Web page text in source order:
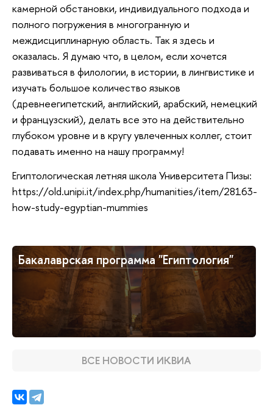
камерной обстановки, индивидуального подхода и
полного погружения в многогранную и
междисциплинарную область. Так я здесь и
оказалась. Я думаю что, в целом, если хочется
развиваться в филологии, в истории, в лингвистике и
изучать большое количество языков
(древнеегипетский, английский, арабский, немецкий
и французский), делать все это на действительно
глубоком уровне и в кругу увлеченных коллег, стоит
подавать именно на нашу программу!
Египтологическая летняя школа Университета Пизы:
https://old.unipi.it/index.php/humanities/item/28163-
how-study-egyptian-mummies
Бакалаврская программа "Египтология"
ВСЕ НОВОСТИ ИКВИА